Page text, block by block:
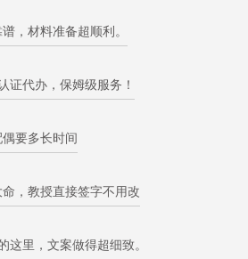
，材料准备超顺利。
证代办，保姆级服务！
要多长时间
，教授直接签字不用改
这里，文案做得超细致。